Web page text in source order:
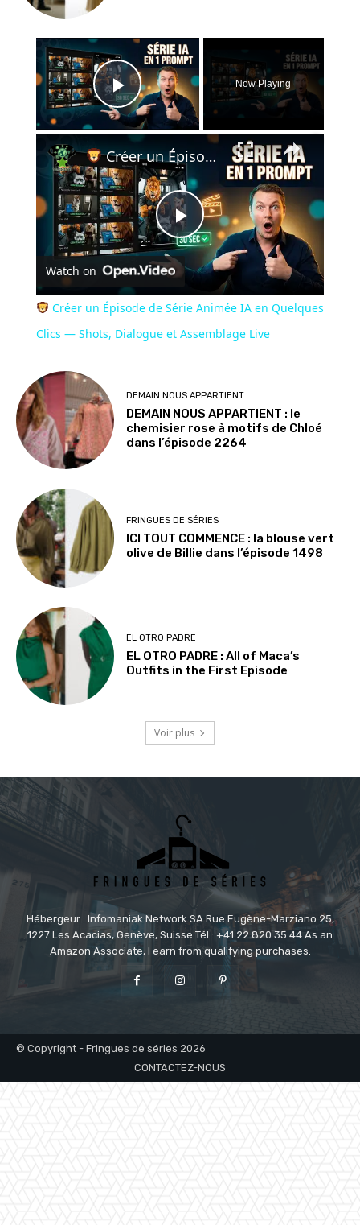
×
Play Video
Now Playing
×
Play
Video
Créer un Épisode de Série Animée IA en Quelques Clics — Shots, Dialogue et Assemblage Live
Watch on
Créer un Épisode de Série Animée IA en Quelques
Clics — Shots, Dialogue et Assemblage Live
DEMAIN NOUS APPARTIENT
DEMAIN NOUS APPARTIENT : le
chemisier rose à motifs de Chloé
dans l’épisode 2264
FRINGUES DE SÉRIES
ICI TOUT COMMENCE : la blouse vert
olive de Billie dans l’épisode 1498
EL OTRO PADRE
EL OTRO PADRE : All of Maca’s
Outfits in the First Episode
Voir plus
Hébergeur : Infomaniak Network SA Rue Eugène-Marziano 25,
1227 Les Acacias, Genève, Suisse Tél : +41 22 820 35 44 As an
Amazon Associate, I earn from qualifying purchases.
© Copyright - Fringues de séries 2026
CONTACTEZ-NOUS